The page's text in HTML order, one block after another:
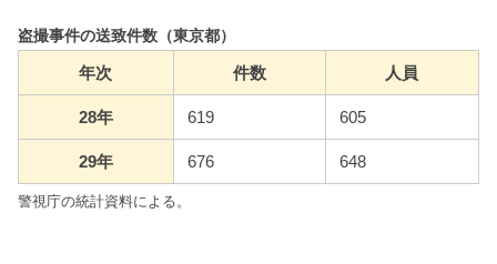
盗撮事件の送致件数（東京都）
年次 件数 人員
28年 619 605
29年 676 648
警視庁の統計資料による。